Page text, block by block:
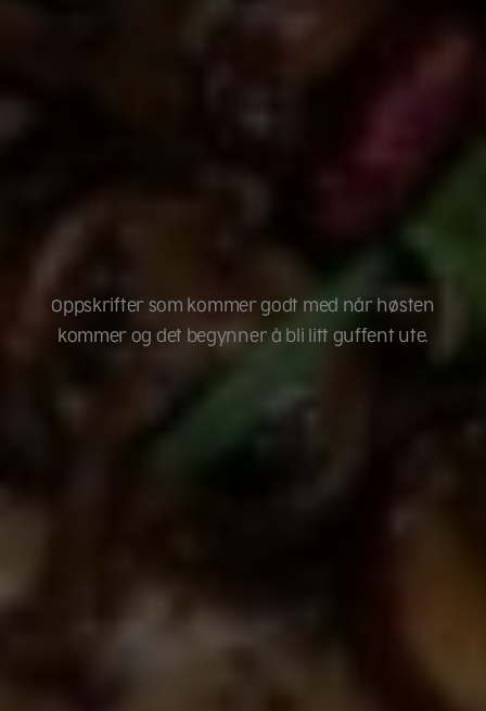
Oppskrifter som kommer godt med når høsten
kommer og det begynner å bli litt guffent ute.